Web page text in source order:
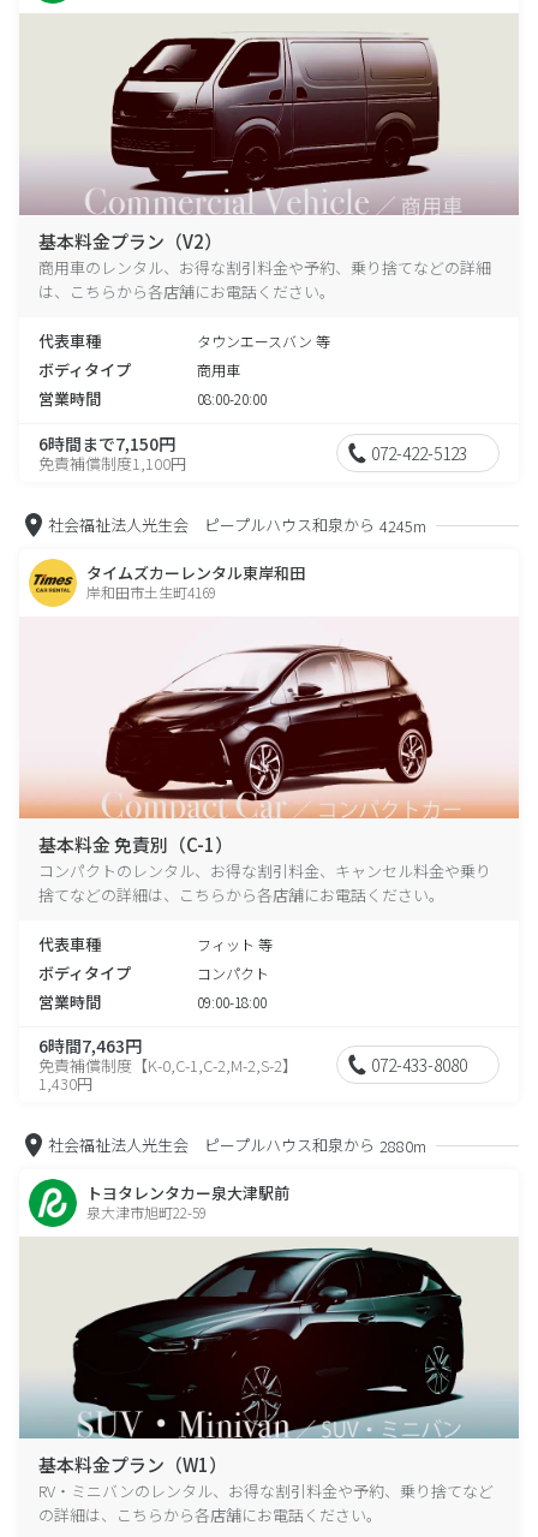
基本料金プラン（V2）
商用車のレンタル、お得な割引料金や予約、乗り捨てなどの詳細
は、こちらから各店舗にお電話ください。
代表車種 タウンエースバン 等
ボディタイプ 商用車
営業時間 08:00-20:00
6時間まで7,150円
免責補償制度1,100円 072-422-5123
社会福祉法人光生会 ピープルハウス和泉から 4245m
タイムズカーレンタル東岸和田
岸和田市土生町4169
基本料金 免責別（C-1）
コンパクトのレンタル、お得な割引料金、キャンセル料金や乗り
捨てなどの詳細は、こちらから各店舗にお電話ください。
代表車種 フィット 等
ボディタイプ コンパクト
営業時間 09:00-18:00
6時間7,463円
免責補償制度【K-0,C-1,C-2,M-2,S-2】
1,430円
072-433-8080
社会福祉法人光生会 ピープルハウス和泉から 2880m
トヨタレンタカー泉大津駅前
泉大津市旭町22-59
基本料金プラン（W1）
RV・ミニバンのレンタル、お得な割引料金や予約、乗り捨てなど
の詳細は、こちらから各店舗にお電話ください。